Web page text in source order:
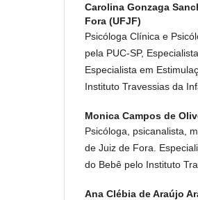
Carolina Gonzaga
Fora (UFJF)
Psicóloga Clínica e
pela PUC-SP,
Especialista em
Instituto Travessias da
Monica Campos de
Psicóloga, psicanalista,
de Juiz de Fora.
do Bebê pelo Instituto
Ana Clébia de Araújo